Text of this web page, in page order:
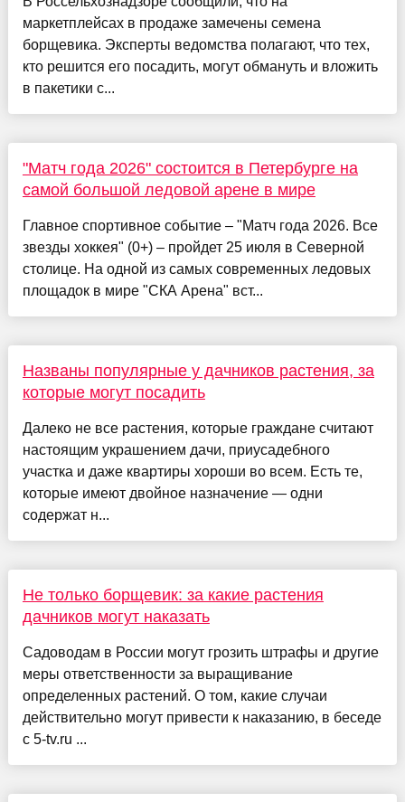
маркетплейсах в продаже замечены семена
борщевика. Эксперты ведомства полагают, что тех,
кто решится его посадить, могут обмануть и вложить
в пакетики с...
"Матч года 2026" состоится в Петербурге на
самой большой ледовой арене в мире
Главное спортивное событие – "Матч года 2026. Все
звезды хоккея" (0+) – пройдет 25 июля в Северной
столице. На одной из самых современных ледовых
площадок в мире "СКА Арена" вст...
Названы популярные у дачников растения, за
которые могут посадить
Далеко не все растения, которые граждане считают
настоящим украшением дачи, приусадебного
участка и даже квартиры хороши во всем. Есть те,
которые имеют двойное назначение — одни
содержат н...
Не только борщевик: за какие растения
дачников могут наказать
Садоводам в России могут грозить штрафы и другие
меры ответственности за выращивание
определенных растений. О том, какие случаи
действительно могут привести к наказанию, в беседе
с 5-tv.ru ...